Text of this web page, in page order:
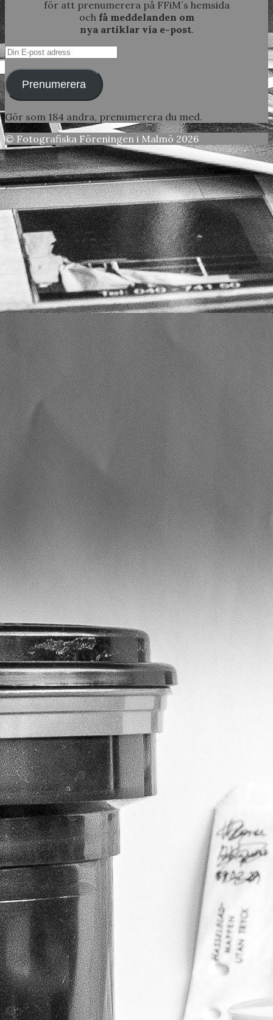
för att prenumerera på FFiM´s hemsida
och få meddelanden om
nya artiklar via e-post.
Din
E-
post
adressPrenumerera
Gör som 184 andra, prenumerera du med.
© Fotografiska Föreningen i Malmö 2026